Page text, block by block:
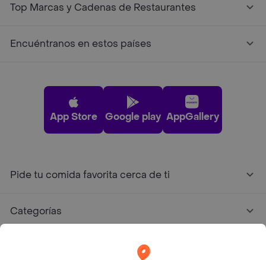
Top Marcas y Cadenas de Restaurantes
Encuéntranos en estos países
App Store Google play AppGallery
Pide tu comida favorita cerca de ti
Categorías